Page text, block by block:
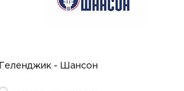
Геленджик - Шансон